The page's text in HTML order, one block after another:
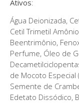
Ativos:
Água Deionizada,
Cetil Trimetil
Beentrimônio,
Perfume, Óleo de
de Mocoto Especial
Semente de
Edetato Dissódico,